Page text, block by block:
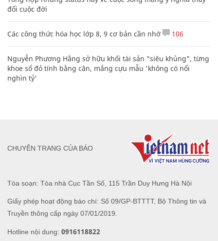
đổi cuộc đời
Các công thức hóa học lớp 8, 9 cơ bản cần nhớ 106
Nguyễn Phương Hằng sở hữu khối tài sản "siêu khủng", từng
khoe sổ đỏ tính bằng cân, mắng cựu mẫu 'không có nổi
nghìn tỷ'
Tòa soạn: Tòa nhà Cục Tần Số, 115 Trần Duy Hưng Hà Nội
Giấy phép hoạt động báo chí: Số 09/GP-BTTTT, Bộ Thông tin và
Truyền thông cấp ngày 07/01/2019.
Hotline nội dung: 0916118822
CHUYÊN TRANG CỦA BÁO